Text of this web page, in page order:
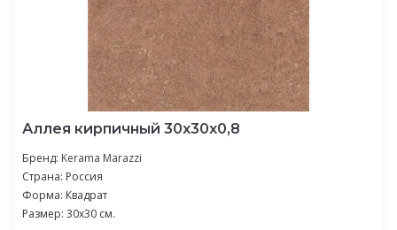
Аллея кирпичный 30x30x0,8
Бренд: Kerama Marazzi
Страна: Россия
Форма: Квадрат
Размер: 30x30 см.